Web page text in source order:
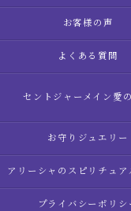
お客様の声
よくある質問
セントジャーメイン愛
お守りジュエリー
アリーシャのスピリチュア
プライバシーポリシ